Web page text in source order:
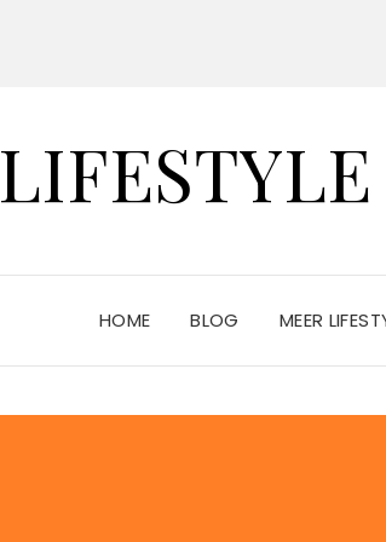
HOME BLOG MEER